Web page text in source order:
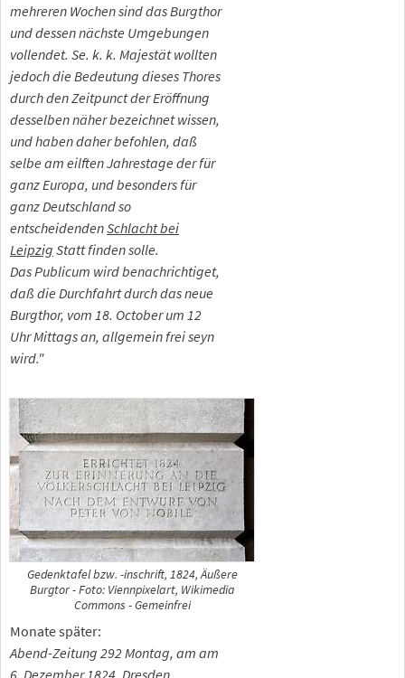
mehreren Wochen sind das Burgthor
und dessen nächste Umgebungen
vollendet. Se. k. k. Majestät wollten
jedoch die Bedeutung dieses Thores
durch den Zeitpunct der Eröffnung
desselben näher bezeichnet wissen,
und haben daher befohlen, daß
selbe am eilften Jahrestage der für
ganz Europa, und besonders für
ganz Deutschland so
entscheidendenSchlacht bei
Leipzig Statt finden solle.
Das Publicum wird benachrichtiget,
daß die Durchfahrt durch das neue
Burgthor, vom 18. October um 12
Uhr Mittags an, allgemein frei seyn
wird."
Gedenktafel bzw. -inschrift, 1824, Äußere
Burgtor - Foto: Viennpixelart, Wikimedia
Commons - Gemeinfrei
Monate später:
Abend-Zeitung 292 Montag, am am